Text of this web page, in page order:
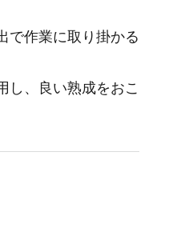
で作業に取り掛かる
し、良い熟成をおこ